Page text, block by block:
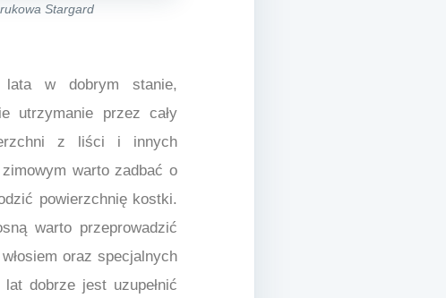
Stargard
lata w dobrym stanie,
utrzymanie przez cały
z liści i innych
warto zadbać o
powierzchnię kostki.
warto przeprowadzić
oraz specjalnych
dobrze jest uzupełnić